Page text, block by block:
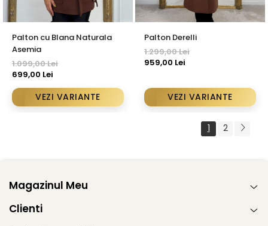
Palton cu Blana Naturala
Asemia
1.099,00 Lei
699,00 Lei
VEZI VARIANTE
Palton Derelli
1.299,00 Lei
959,00 Lei
VEZI VARIANTE
1 2
Magazinul Meu
Clienti